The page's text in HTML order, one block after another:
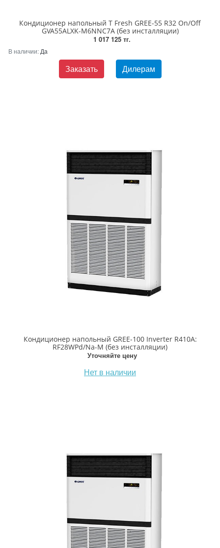
Кондиционер напольный T Fresh GREE-55 R32 On/Off
GVA55ALXK-M6NNC7A (без инсталляции)
1 017 125 тг.
В наличии: Да
Заказать Дилерам
Кондиционер напольный GREE-100 Inverter R410A:
RF28WPd/Na-M (без инсталляции)
Уточняйте цену
Нет в наличии